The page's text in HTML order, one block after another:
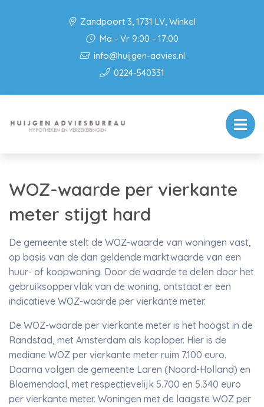
Zandpoort 3, 1731 LV, Winkel
Ma - Vr 9:00 - 17:00
info@huijgen-advies.nl
0224-540331
WOZ-waarde per vierkante
meter stijgt hard
De gemeente stelt de WOZ-waarde van woningen vast,
op basis van de dan geldende marktwaarde van een
huur- of koopwoning. Door de waarde te delen door het
gebruiksoppervlak van de woning, ontstaat er een
indicatieve WOZ-waarde per vierkante meter.
De WOZ-waarde per vierkante meter is het hoogst in de
Randstad, met Amsterdam als koploper. Hier is de
mediane WOZ per vierkante meter ruim 7.100 euro.
Daarna volgen de gemeente Laren (Noord-Holland) en
Bloemendaal, met respectievelijk 5.700 en 5.340 euro
per vierkante meter. Woningen met de laagste WOZ per